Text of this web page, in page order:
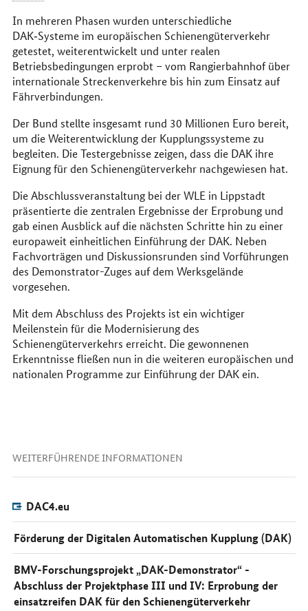
In mehreren Phasen wurden unterschiedliche
DAK‑Systeme im europäischen Schienengüterverkehr
getestet, weiterentwickelt und unter realen
Betriebsbedingungen erprobt – vom Rangierbahnhof über
internationale Streckenverkehre bis hin zum Einsatz auf
Fährverbindungen.
Der Bund stellte insgesamt rund 30 Millionen Euro bereit,
um die Weiterentwicklung der Kupplungssysteme zu
begleiten. Die Testergebnisse zeigen, dass die DAK ihre
Eignung für den Schienengüterverkehr nachgewiesen hat.
Die Abschlussveranstaltung bei der WLE in Lippstadt
präsentierte die zentralen Ergebnisse der Erprobung und
gab einen Ausblick auf die nächsten Schritte hin zu einer
europaweit einheitlichen Einführung der DAK. Neben
Fachvorträgen und Diskussionsrunden sind Vorführungen
des Demonstrator-Zuges auf dem Werksgelände
vorgesehen.
Mit dem Abschluss des Projekts ist ein wichtiger
Meilenstein für die Modernisierung des
Schienengüterverkehrs erreicht. Die gewonnenen
Erkenntnisse fließen nun in die weiteren europäischen und
nationalen Programme zur Einführung der DAK ein.
WEITERFÜHRENDE INFORMATIONEN
DAC4.eu
Förderung der Digitalen Automatischen Kupplung (DAK)
BMV-Forschungsprojekt „DAK-Demonstrator“ -
Abschluss der Projektphase III und IV: Erprobung der
einsatzreifen DAK für den Schienengüterverkehr